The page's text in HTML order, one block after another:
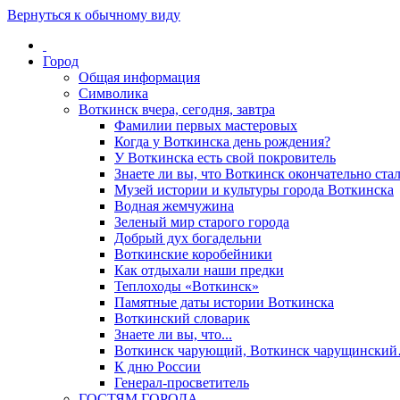
Вернуться к обычному виду
Город
Общая информация
Символика
Воткинск вчера, сегодня, завтра
Фамилии первых мастеровых
Когда у Воткинска день рождения?
У Воткинска есть свой покровитель
Знаете ли вы, что Воткинск окончательно
Музей истории и культуры города Воткинска
Водная жемчужина
Зеленый мир старого города
Добрый дух богадельни
Воткинские коробейники
Как отдыхали наши предки
Теплоходы «Воткинск»
Памятные даты истории Воткинска
Воткинский словарик
Знаете ли вы, что...
Воткинск чарующий, Воткинск
К дню России
Генерал-просветитель